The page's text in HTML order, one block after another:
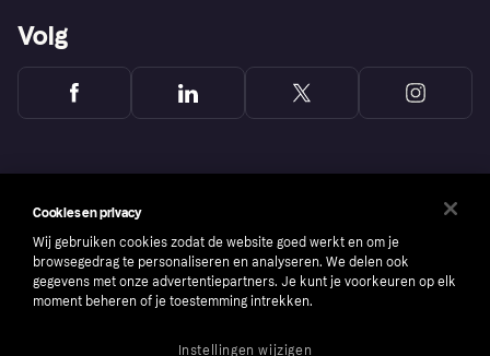
Volg
Cookies en privacy
Wij gebruiken cookies zodat de website goed werkt en om je
browsegedrag te personaliseren en analyseren. We delen ook
gegevens met onze advertentiepartners. Je kunt je voorkeuren op elk
moment beheren of je toestemming intrekken.
Instellingen wijzigen